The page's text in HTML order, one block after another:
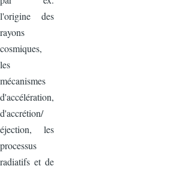
l'origine des
rayons
cosmiques,
les
mécanismes
d'accélération,
d'accrétion/
éjection, les
processus
radiatifs et de